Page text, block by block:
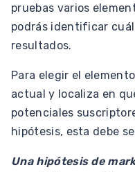
pruebas varios
podrás identificar
resultados.
Para elegir el
actual y localiza en
potenciales
hipótesis, esta debe
Una hipótesis de